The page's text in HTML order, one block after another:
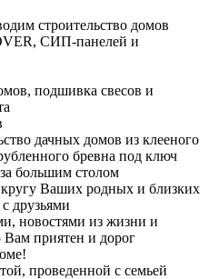
строительство домов
СИП-панелей и
подшивка свесов и
дачных домов из клееного
бревна под ключ
большим столом
Ваших родных и близких
друзьями
новостями из жизни и
Вам приятен и дорог
проведенной с семьей